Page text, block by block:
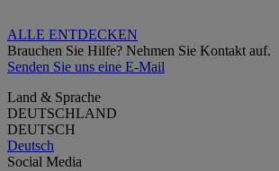
ALLE ENTDECKEN
Brauchen Sie Hilfe? Nehmen Sie Kontakt auf.
Senden Sie uns eine E-Mail
Land & Sprache
DEUTSCHLAND
DEUTSCH
Deutsch
Social Media